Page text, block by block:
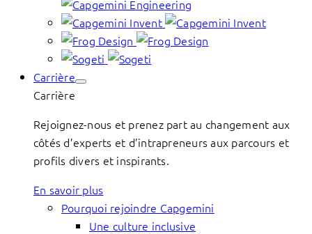
Carrière
Carrière
Rejoignez-nous et prenez part au changement aux
côtés d’experts et d’intrapreneurs aux parcours et
profils divers et inspirants.
En savoir plus
Pourquoi rejoindre Capgemini
Une culture inclusive